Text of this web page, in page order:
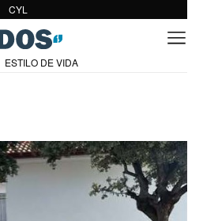
CYL
ESTILO DE VIDA